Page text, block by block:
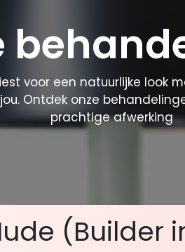
voor een natuurlijke look
Ontdek onze
prachtige afwerking
(Builder